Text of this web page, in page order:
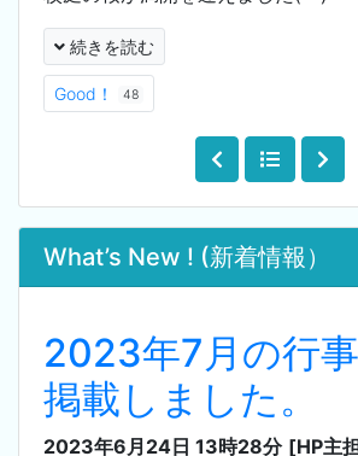
続きを読む
Good！ 48
What’s New ! (新着情報）
2023年7月の行
掲載しました。
2023年6月24日 13時28分 [HP主